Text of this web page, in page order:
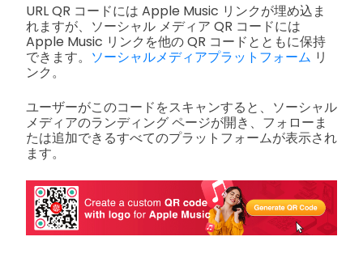
URL QR コードには Apple Music リンクが埋め込ま
れますが、ソーシャル メディア QR コードには
Apple Music リンクを他の QR コードとともに保持
できます。 ソーシャルメディアプラットフォーム リ
ンク。
ユーザーがこのコードをスキャンすると、ソーシャル
メディアのランディング ページが開き、フォローま
たは追加できるすべてのプラットフォームが表示され
ます。